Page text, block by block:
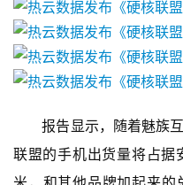
戏
休
闲
2
报告显示，随着魅族互
联盟的手机出货量将占据